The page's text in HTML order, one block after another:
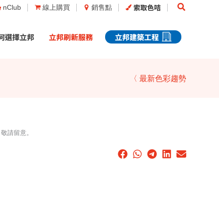
nClub 線上購買 銷售點 索取色咭 Search
選擇立邦 立邦刷新服務 立邦建築工程
〈 最新色彩趨勢
請留意。